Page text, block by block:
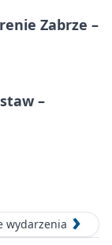
Zabrze –
–
wydarzenia